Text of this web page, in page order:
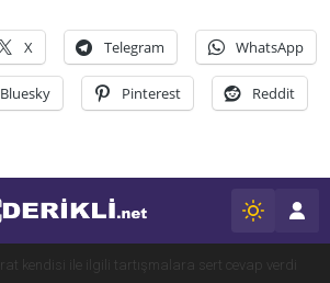
X Telegram WhatsApp
Bluesky Pinterest Reddit